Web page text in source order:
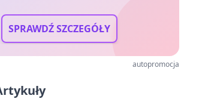
SPRAWDŹ SZCZEGÓŁY
autopromocja